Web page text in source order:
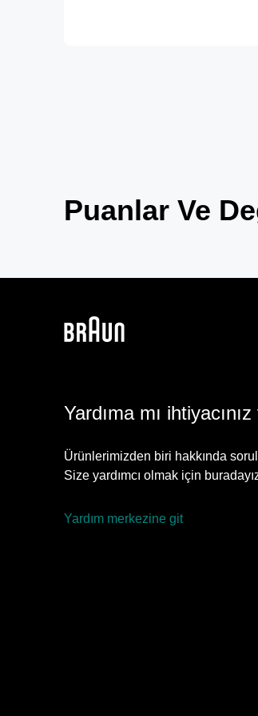
Puanlar Ve
Yardıma mı
Ürünlerimizden biri hakkında
Size yardımcı olmak için
Yardım merkezine git